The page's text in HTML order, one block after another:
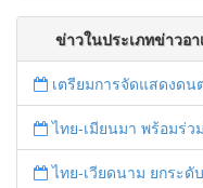
ข่าวในประเภทข่าวอ
เตรียมการจัดแสดงดนตรีแลกเปลี่ย
ไทย-เมียนมา พร้อมร่วมมือแก้ปัญหาไฟป่าหมอก
ไทย-เวียดนาม ยกระดับความร่วมมือด้า